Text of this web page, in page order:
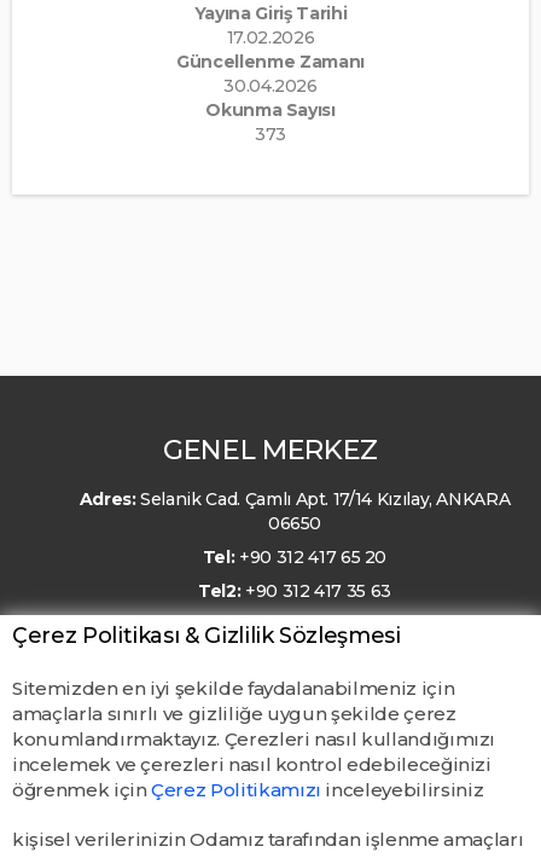
Yayına Giriş Tarihi
17.02.2026
Güncellenme Zamanı
30.04.2026
Okunma Sayısı
373
GENEL MERKEZ
Adres:Selanik Cad. Çamlı Apt. 17/14 Kızılay, ANKARA
06650
Tel: +90 312 417 65 20
Tel2: +90 312 417 35 63
E-Posta: kmo@kmo.org.tr
Çerez Politikası & Gizlilik Sözleşmesi
Sitemizden en iyi şekilde faydalanabilmeniz için
amaçlarla sınırlı ve gizliliğe uygun şekilde çerez
konumlandırmaktayız. Çerezleri nasıl kullandığımızı
incelemek ve çerezleri nasıl kontrol edebileceğinizi
öğrenmek içinÇerez Politikamızı inceleyebilirsiniz
kişisel verilerinizin Odamız tarafından işlenme amaçları